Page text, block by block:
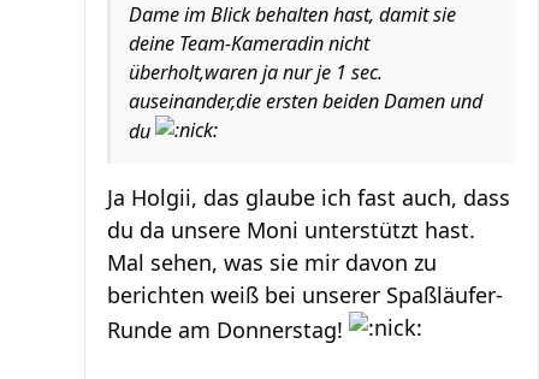
Dame im Blick behalten hast, damit sie
deine Team-Kameradin nicht
überholt,waren ja nur je 1 sec.
auseinander,die ersten beiden Damen und
du
Ja Holgii, das glaube ich fast auch, dass
du da unsere Moni unterstützt hast.
Mal sehen, was sie mir davon zu
berichten weiß bei unserer Spaßläufer-
Runde am Donnerstag!